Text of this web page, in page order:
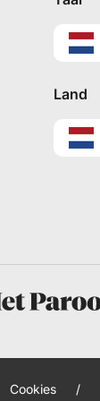
Land
Cookies /